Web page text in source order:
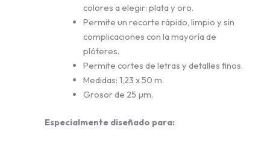
colores a elegir: plata y oro.
Permite un recorte rápido, limpio y sin
complicaciones con la mayoría de
plóteres.
Permite cortes de letras y detalles finos.
Medidas: 1,23 x 50 m.
Grosor de 25 µm.
Especialmente diseñado para: